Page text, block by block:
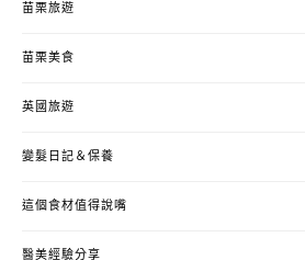
苗栗旅遊
苗栗美食
英國旅遊
變髮日記＆保養
這個食材值得說嘴
醫美經驗分享